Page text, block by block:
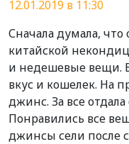
12.01.2019 в 11:30
Сначала думала,
китайской
и недешевые вещи.
вкус и кошелек. На
джинс. За все
Понравились все
джинсы сели после